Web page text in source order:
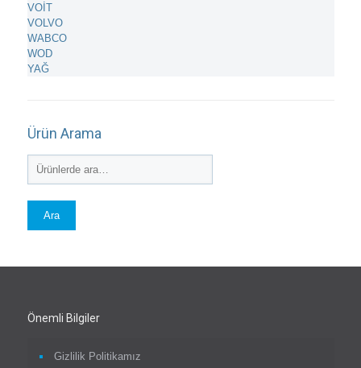
VOİT
VOLVO
WABCO
WOD
YAĞ
Ürün Arama
Ara:
Ara
Önemli Bilgiler
Gizlilik Politikamız